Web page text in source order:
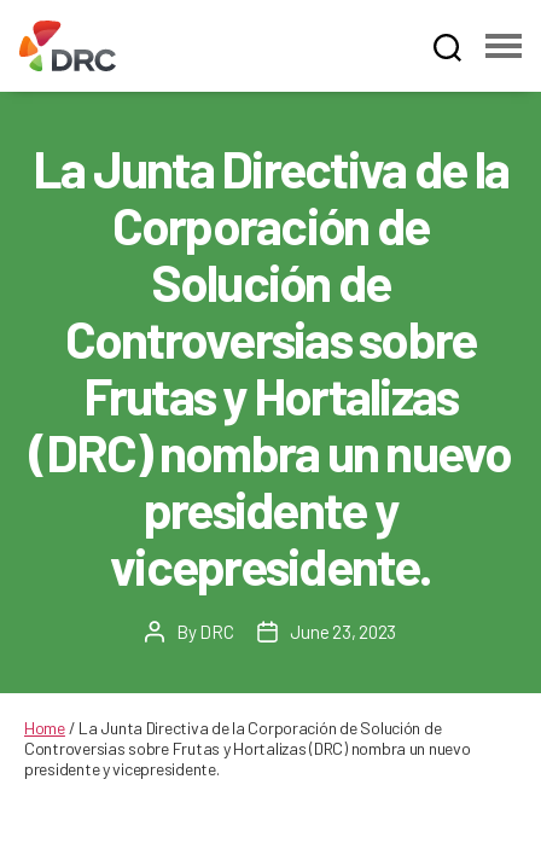
Dispute
Resolution
Corporation
La Junta Directiva de la
Corporación de
Solución de
Controversias sobre
Frutas y Hortalizas
(DRC) nombra un nuevo
presidente y
vicepresidente.
PostBy DRC
PostJune 23, 2023
Home/ La Junta Directiva de la Corporación de Solución de
Controversias sobre Frutas y Hortalizas (DRC) nombra un nuevo
presidente y vicepresidente.